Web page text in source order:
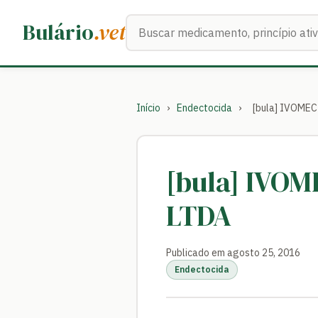
Bulário.vetBuscar medicamentos
Início › Endectocida › [bula]
[bula]
LTDA
Publicado em agosto 25, 2016
Endectocida